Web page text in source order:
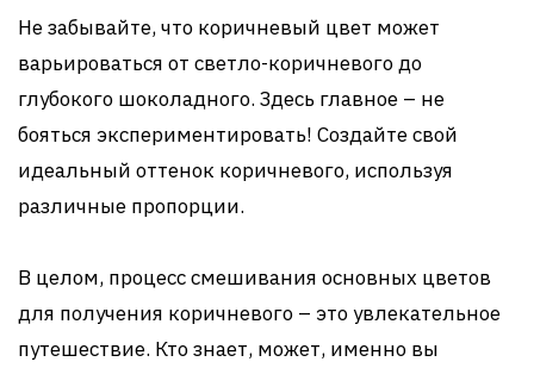
Не забывайте, что коричневый цвет может
варьироваться от светло-коричневого до
глубокого шоколадного. Здесь главное – не
бояться экспериментировать! Создайте свой
идеальный оттенок коричневого, используя
различные пропорции.
В целом, процесс смешивания основных цветов
для получения коричневого – это увлекательное
путешествие. Кто знает, может, именно вы